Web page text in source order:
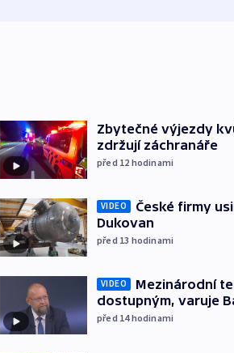
Zbytečné výjezdy
zdržují záchranáře
před 12 hodinami
VIDEO
České firmy
Dukovan
před 13 hodinami
VIDEO
Mezinárodní
dostupným, varuje
před 14hodinami